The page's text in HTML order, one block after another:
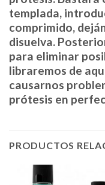
templada,
comprimido,
disuelva.
para eliminar
libraremos de
causarnos
prótesis en
PRODUCTOS